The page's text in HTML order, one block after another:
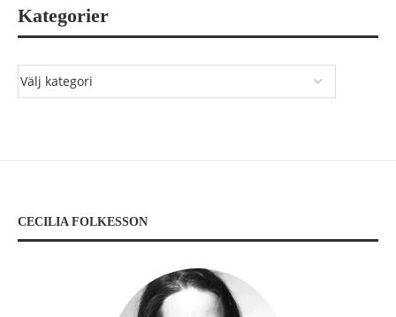
Kategorier
CECILIA FOLKESSON